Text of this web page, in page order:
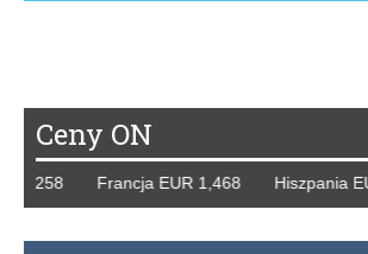
Ceny ON
Francja EUR 1,468 Hiszpania